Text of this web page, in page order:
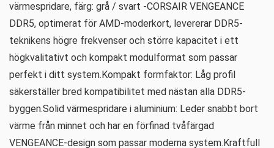
värmespridare, färg: grå / svart -CORSAIR VENGEANCE
DDR5, optimerat för AMD-moderkort, levererar DDR5-
teknikens högre frekvenser och större kapacitet i ett
högkvalitativt och kompakt modulformat som passar
perfekt i ditt system.Kompakt formfaktor: Låg profil
säkerställer bred kompatibilitet med nästan alla DDR5-
byggen.Solid värmespridare i aluminium: Leder snabbt bort
värme från minnet och har en förfinad tvåfärgad
VENGEANCE-design som passar moderna system.Kraftfull